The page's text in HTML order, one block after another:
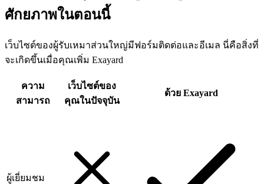
ศักยภาพในตอนนี้
เว็บไซต์ของผู้รับเหมาส่วนใหญ่มีฟอร์มติดต่อและอีเมล นี่คือสิ่งที่
จะเกิดขึ้นเมื่อคุณเพิ่ม Exayard
ความ
สามารถ
เว็บไซต์ของ
คุณในปัจจุบัน
ด้วย Exayard
ผู้เยี่ยมชม